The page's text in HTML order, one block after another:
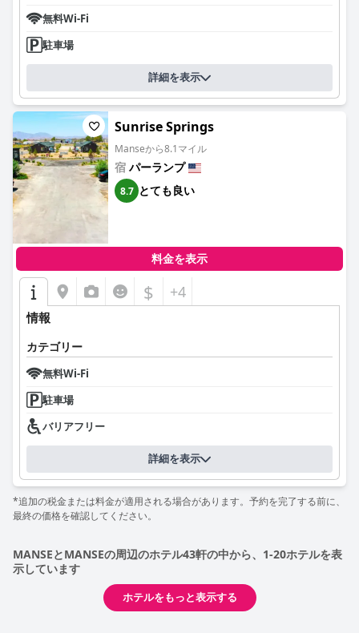
無料Wi-Fi
駐車場
詳細を表示
Sunrise Springs
Manseから8.1マイル
宿 パーランプ
8.7 とても良い
料金を表示
$ +4
情報
カテゴリー
無料Wi-Fi
駐車場
バリアフリー
詳細を表示
*追加の税金または料金が適用される場合があります。予約を完了する前に、
最終の価格を確認してください。
MANSEとMANSEの周辺のホテル43軒の中から、1-20ホテルを表
示しています
ホテルをもっと表示する